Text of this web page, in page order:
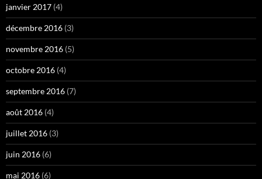
janvier 2017 (4)
décembre 2016 (3)
novembre 2016 (5)
octobre 2016 (4)
septembre 2016 (7)
août 2016 (4)
juillet 2016 (3)
juin 2016 (6)
mai 2016 (6)